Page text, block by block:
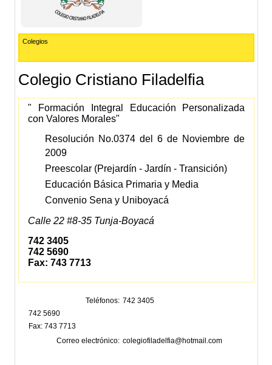
Colegios
Colegio Cristiano Filadelfia
" Formación Integral Educación Personalizada
con Valores Morales"
Resolución No.0374 del 6 de Noviembre de
2009
Preescolar (Prejardín - Jardín - Transición)
Educación Básica Primaria y Media
Convenio Sena y Uniboyacá
Calle 22 #8-35 Tunja-Boyacá
742 3405
742 5690
Fax: 743 7713
Teléfonos
742 3405
742 5690
Fax: 743 7713
Correo electrónico
colegiofiladelfia@hotmail.com